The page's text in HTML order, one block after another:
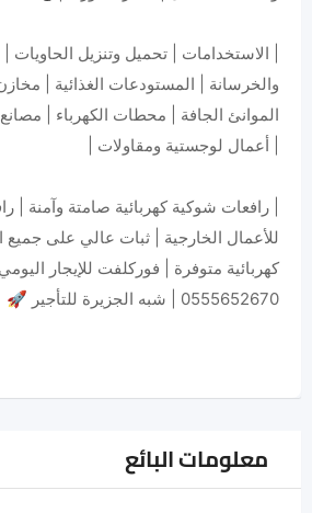
| الاستخدامات | تحميل وتنزيل الحاويات
والخرسانة | المستودعات الغذائية |
الموانئ الجافة | محطات الكهرباء | مصانع
| أعمال لوجستية ومقاولات |
| رافعات شوكية كهربائية صامتة وآمنة |
للأعمال الخارجية | ثبات عالي على
كهربائية متوفرة | فوركلفت للإيجار
0555652670 | شبه الجزيرة للتأجير 🚀
معلومات البائع